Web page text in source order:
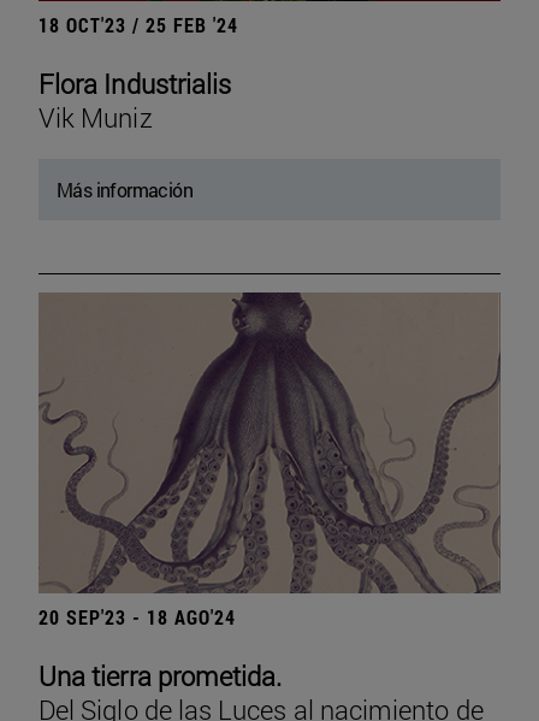
18 OCT'23 / 25 FEB '24
Flora Industrialis
Vik Muniz
Más información
20 SEP'23 - 18 AGO'24
Una tierra prometida.
Del Siglo de las Luces al nacimiento de